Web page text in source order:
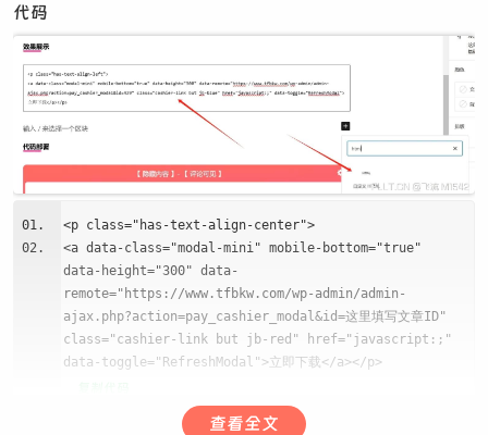
代码
<p class="has-text-align-center">
<a data-class="modal-mini" mobile-bottom="true"
data-height="300" data-
remote="https://www.tfbkw.com/wp-admin/admin-
ajax.php?action=pay_cashier_modal&id=这里填写文章ID"
class="cashier-link but jb-red" href="javascript:;"
data-toggle="RefreshModal">立即下载</a></p>
查看全文